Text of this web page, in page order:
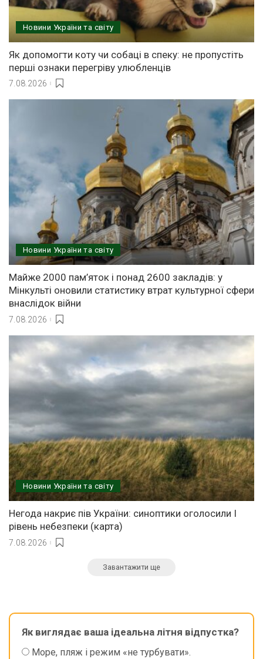
Новини України та світу
Як допомогти коту чи собаці в спеку: не пропустіть
перші ознаки перегріву улюбленців
7.08.2026
Новини України та світу
Майже 2000 пам’яток і понад 2600 закладів: у
Мінкульті оновили статистику втрат культурної сфери
внаслідок війни
7.08.2026
Новини України та світу
Негода накриє пів України: синоптики оголосили І
рівень небезпеки (карта)
7.08.2026
Завантажити ще
Як виглядає ваша ідеальна літня відпустка?
Море, пляж і режим «не турбувати».